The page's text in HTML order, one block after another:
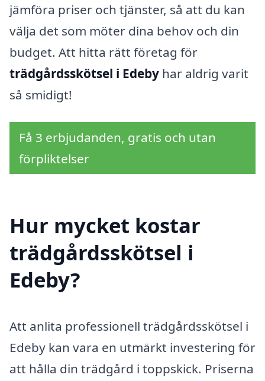
jämföra priser och tjänster, så att du kan
välja det som möter dina behov och din
budget. Att hitta rätt företag för
trädgårdsskötsel i Edeby har aldrig varit
så smidigt!
Få 3 erbjudanden, gratis och utan
förpliktelser
Hur mycket kostar
trädgårdsskötsel i
Edeby?
Att anlita professionell trädgårdsskötsel i
Edeby kan vara en utmärkt investering för
att hålla din trädgård i toppskick. Priserna